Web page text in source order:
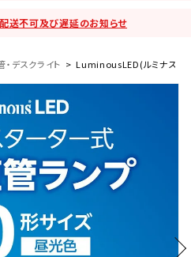
送不可及び遅延のお知らせ
デスクライト LuminousLED(ルミナス)